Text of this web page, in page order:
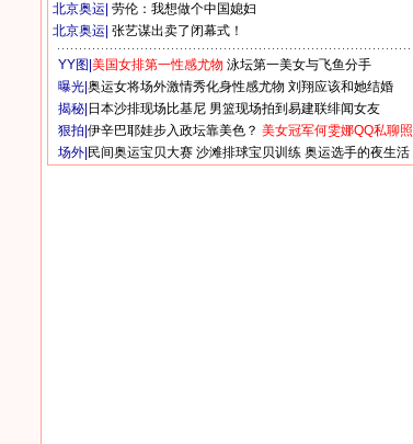
北京奥运 劳伦：我想做个中国媳妇
北京奥运 张艺谋出卖了闭幕式！
YY图| 美国女排第一性感尤物 泳坛第一美女与飞鱼分手
曝光| 奥运女将场外激情秀化身性感尤物 刘翔应该和她结婚
揭秘| 日本沙排现场比基尼 男篮现场拍到易建联绯闻女友
狠拍| 伊辛巴耶娃步入政坛靠美色？ 美女冠军何雯娜QQ私聊照
场外| 民间奥运宝贝大赛 沙滩排球宝贝训练 奥运选手的夜生活